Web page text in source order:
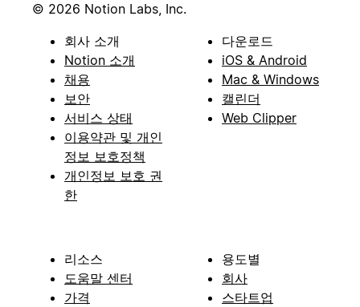
© 2026 Notion Labs, Inc.
회사 소개
Notion 소개
채용
보안
서비스 상태
이용약관 및 개인
정보 보호정책
개인정보 보호 권
한
다운로드
iOS & Android
Mac & Windows
캘린더
Web Clipper
리소스
도움말 센터
가격
용도별
회사
스타트업